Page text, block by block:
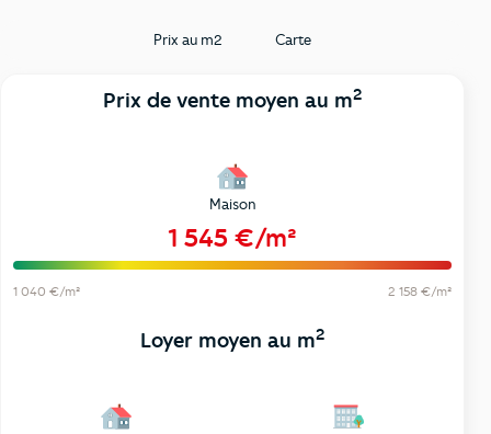
Prix au m2 Carte
Prix de vente moyen au m2
Maison
1 545 €/m²
1 040 €/m² 2 158 €/m²
Loyer moyen au m2